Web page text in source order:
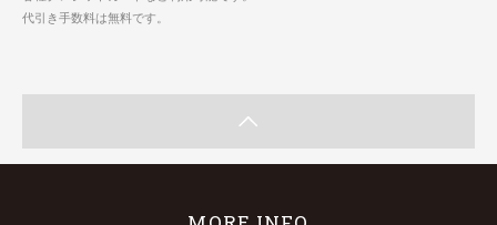
代引き手数料は無料です。